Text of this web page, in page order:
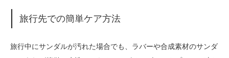
旅行先での簡単ケア方法
旅行中にサンダルが汚れた場合でも、ラバーや合成素材のサンダ